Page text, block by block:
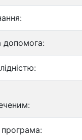
допомога: